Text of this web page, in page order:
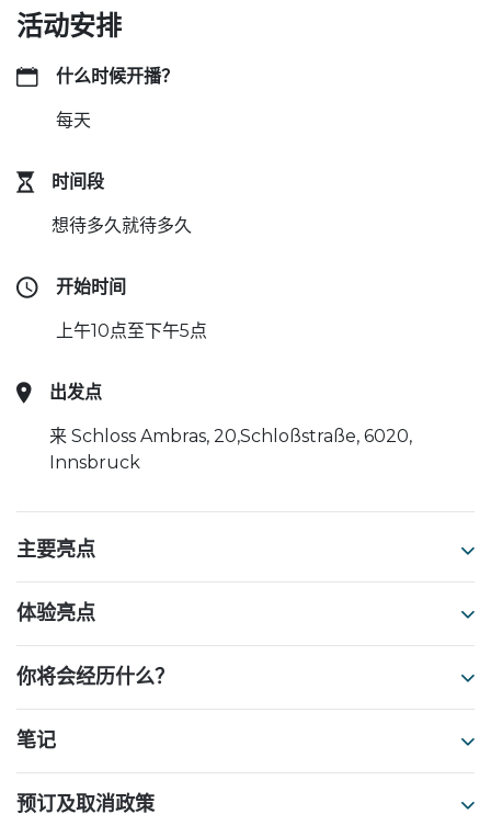
活动安排
什么时候开播？
每天
时间段
想待多久就待多久
开始时间
上午10点至下午5点
出发点
来 Schloss Ambras, 20,Schloßstraße, 6020,
Innsbruck
主要亮点
体验亮点
你将会经历什么？
笔记
预订及取消政策